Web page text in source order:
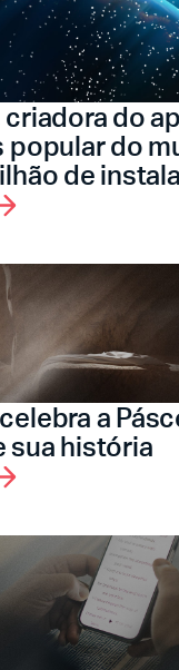
criadora do
do
de
a
sua história